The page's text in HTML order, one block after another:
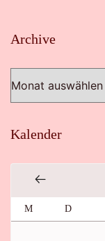
Archive
Kalender
M D